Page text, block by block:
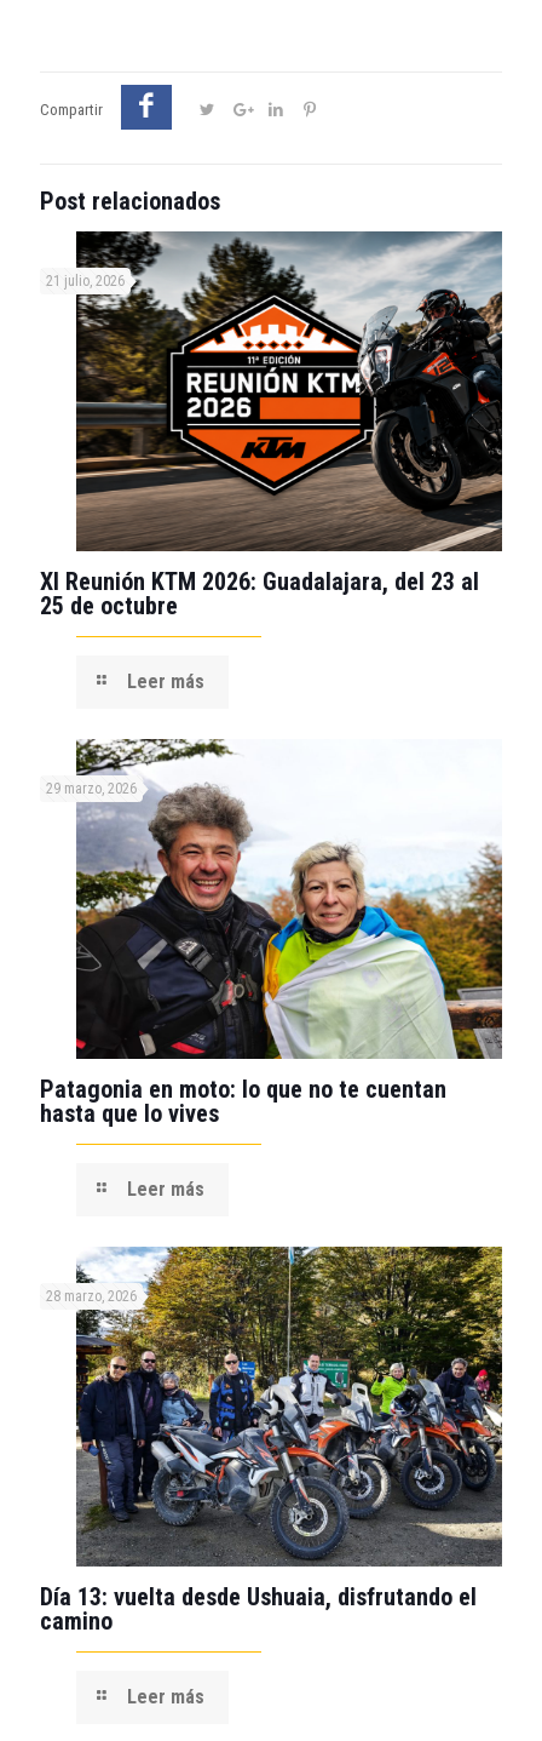
Compartir
Post relacionados
21 julio, 2026
XI Reunión KTM 2026: Guadalajara, del 23 al
25 de octubre
Leer más
29 marzo, 2026
Patagonia en moto: lo que no te cuentan
hasta que lo vives
Leer más
28 marzo, 2026
Día 13: vuelta desde Ushuaia, disfrutando el
camino
Leer más